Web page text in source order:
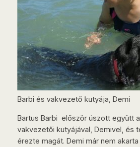
Barbi és vakvezető kutyája, Demi
Bartus Barbi először úszott együtt
vakvezetői kutyájával, Demivel, és
érezte magát. Demi már nem akarta